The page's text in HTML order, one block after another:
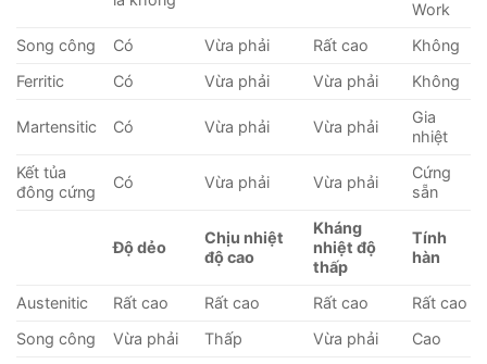
Work
Song công
Có Vừa phải Rất cao
Không
Ferritic
Có Vừa phải Vừa phải Không
Martensitic Có Vừa phải Vừa phải
Gia
nhiệt
Kết tủa
đông cứng
Có Vừa phải Vừa phải
Cứng
sẵn
Độ dẻo
Chịu nhiệt
độ cao
Kháng
nhiệt độ
thấp
Tính
hàn
Austenitic Rất cao Rất cao Rất cao
Rất cao
Song công
Vừa phải Thấp Vừa phải
Cao